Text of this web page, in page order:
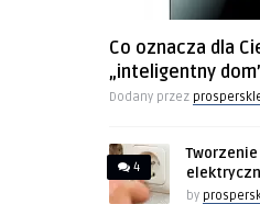
Co oznacza dla
„inteligentny
Dodany przez
4
by